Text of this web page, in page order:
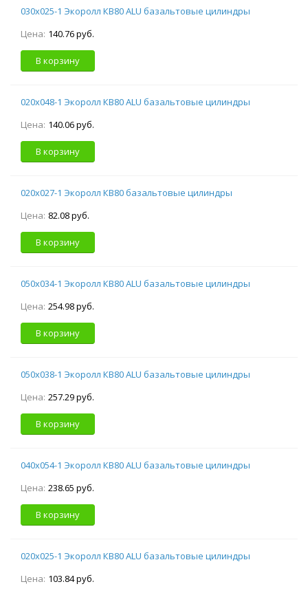
030х025-1 Экоролл КВ80 ALU базальтовые цилиндры
Цена: 140.76 руб.
В корзину
020х048-1 Экоролл КВ80 ALU базальтовые цилиндры
Цена: 140.06 руб.
В корзину
020х027-1 Экоролл КВ80 базальтовые цилиндры
Цена: 82.08 руб.
В корзину
050х034-1 Экоролл КВ80 ALU базальтовые цилиндры
Цена: 254.98 руб.
В корзину
050х038-1 Экоролл КВ80 ALU базальтовые цилиндры
Цена: 257.29 руб.
В корзину
040х054-1 Экоролл КВ80 ALU базальтовые цилиндры
Цена: 238.65 руб.
В корзину
020х025-1 Экоролл КВ80 ALU базальтовые цилиндры
Цена: 103.84 руб.